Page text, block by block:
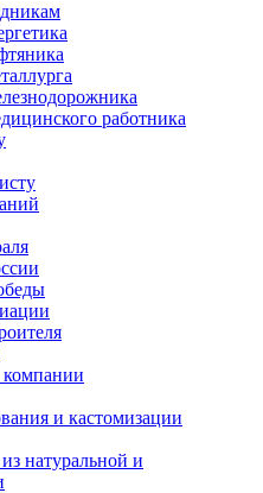
работника
и кастомизации
натуральной и